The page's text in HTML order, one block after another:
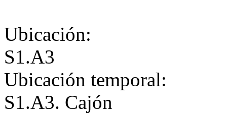
Ubicación:
S1.A3
Ubicación temporal:
S1.A3. Cajón